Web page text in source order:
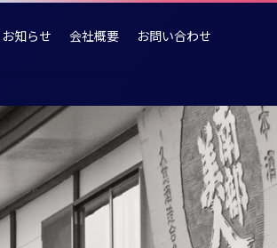
お知らせ 会社概要 お問い合わせ